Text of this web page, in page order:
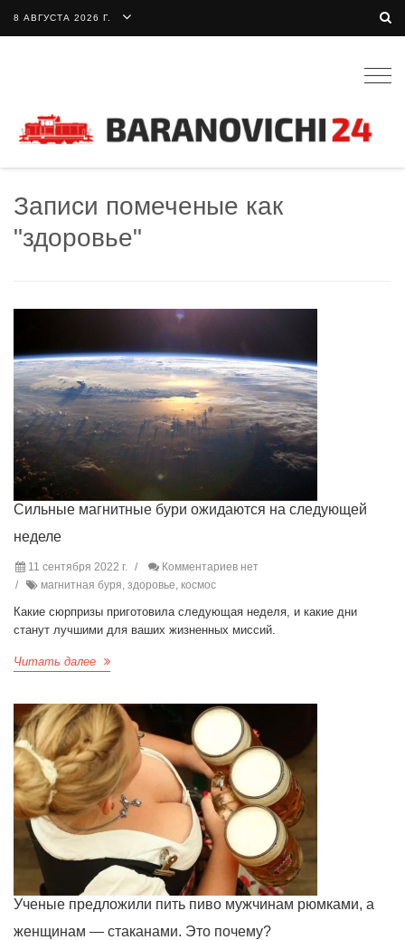
8 АВГУСТА 2026 Г.
Записи помеченые как
"здоровье"
Сильные магнитные бури ожидаются на следующей
неделе
11 сентября 2022 г.
Комментариев нет
магнитная буря, здоровье, космос
Какие сюрпризы приготовила следующая неделя, и какие дни
станут лучшими для ваших жизненных миссий.
Читать далее
Ученые предложили пить пиво мужчинам рюмками, а
женщинам — стаканами. Это почему?